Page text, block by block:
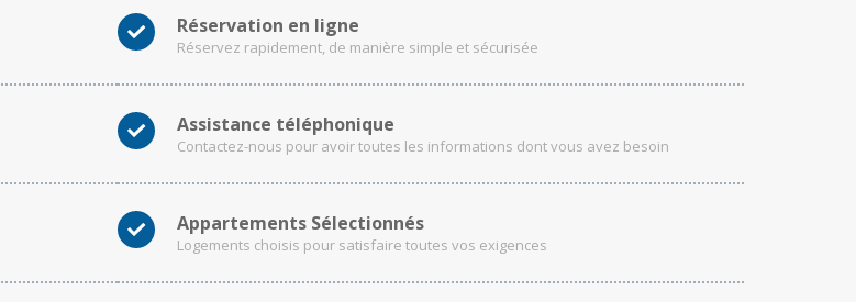
Réservation en ligne
Réservez rapidement, de manière simple et sécurisée
Assistance téléphonique
Contactez-nous pour avoir toutes les informations dont vous avez besoin
Appartements Sélectionnés
Logements choisis pour satisfaire toutes vos exigences